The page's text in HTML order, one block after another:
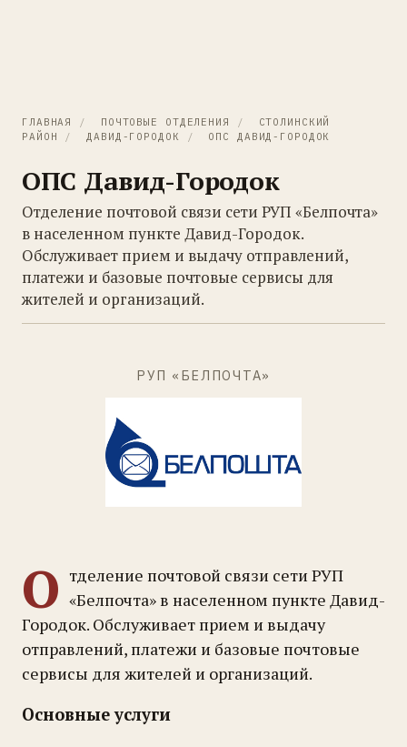
ГЛАВНАЯ / ПОЧТОВЫЕ ОТДЕЛЕНИЯ /
СТОЛИНСКИЙ
РАЙОН
/ ДАВИД-ГОРОДОК / ОПС ДАВИД-ГОРОДОК
ОПС Давид-Городок
Отделение почтовой связи сети РУП «Белпочта»
в населенном пункте Давид-Городок.
Обслуживает прием и выдачу отправлений,
платежи и базовые почтовые сервисы для
жителей и организаций.
РУП «БЕЛПОЧТА»
О тделение почтовой связи сети РУП
«Белпочта» в населенном пункте Давид-
Городок. Обслуживает прием и выдачу
отправлений, платежи и базовые почтовые
сервисы для жителей и организаций.
Основные услуги